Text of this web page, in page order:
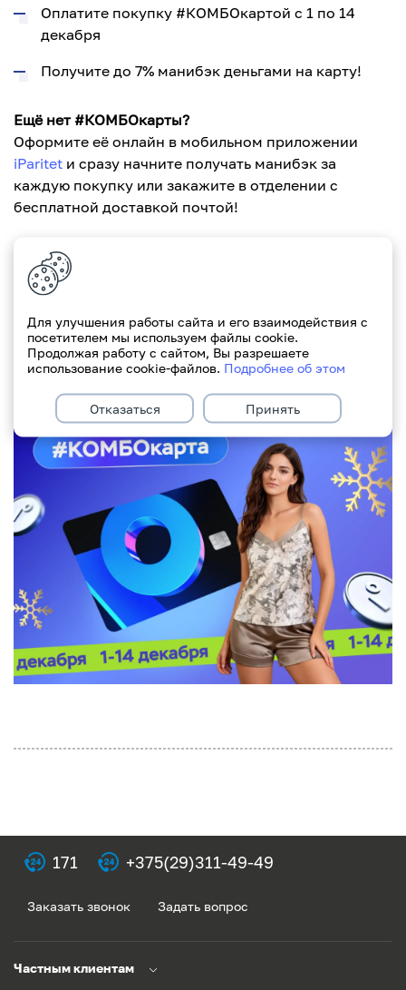
Оплатите покупку #КОМБОкартой с 1 по 14
декабря
Получите до 7% манибэк деньгами на карту!
Ещё нет #КОМБОкарты?
Оформите её онлайн в мобильном приложении
iParitet и сразу начните получать манибэк за
каждую покупку или закажите в отделении с
бесплатной доставкой почтой!
Планируйте выгодные покупки вместе с Paritetbank
и Milavitsa.
171 +375(29)311-49-49
Заказать звонок Задать вопрос
Частным клиентам
Для улучшения работы сайта и его взаимодействия с
посетителем мы используем файлы cookie.
Продолжая работу с сайтом, Вы разрешаете
использование cookie-файлов. Подробнее об этом
Отказаться Принять